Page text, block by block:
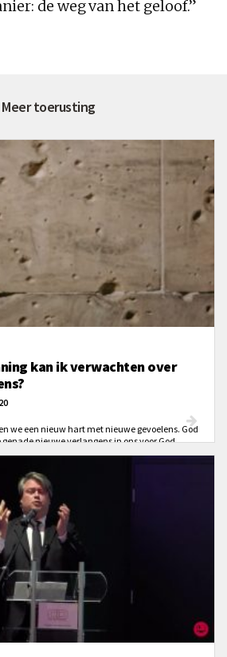
de weg van het geloof.”
Meer toerusting
kan ik verwachten over
we een nieuw hart met nieuwe gevoelens. God
nieuwe verlangens in ons voor God.
liefde voor God. God geeft ons vreugde in